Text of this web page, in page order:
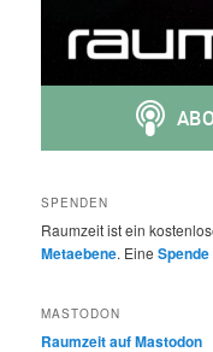
SPENDEN
Raumzeit ist ein
Metaebene. EineSpende
MASTODON
Raumzeit auf Mastodon